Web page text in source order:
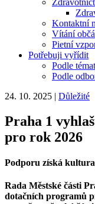
Kontaktní
Vítání
Pietní
Potřebuji vyřídit
Podle témat
Podle
24. 10. 2025 | Důležité
Praha 1
pro rok 2026
Podporu získá
Rada Městské části
dotačních programů